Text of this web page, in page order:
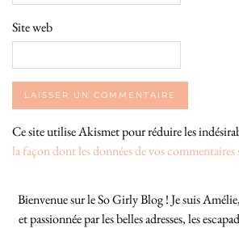
Site web
Ce site utilise Akismet pour réduire les
la façon dont les données de vos commentaires
Bienvenue sur le So Girly Blog ! Je suis
et passionnée par les belles adresses, les